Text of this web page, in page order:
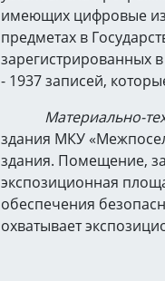
имеющих цифровые
предметах в
зарегистрированных
- 1937 записей,
Материально-
здания МКУ
здания. Помещение,
экспозиционная
обеспечения
охватывает